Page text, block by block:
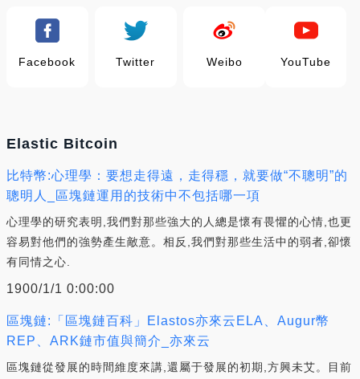
Facebook Twitter Weibo YouTube
Elastic Bitcoin
比特幣:心理學：要想走得遠，走得穩，就要做“不聰明”的
聰明人_區塊鏈運用的技術中不包括哪一項
心理學的研究表明,我們對那些強大的人總是懷有畏懼的心情,也更
容易對他們的強勢產生敵意。相反,我們對那些生活中的弱者,卻懷
有同情之心.
1900/1/1 0:00:00
區塊鏈:「區塊鏈百科」Elastos亦來云ELA、Augur幣
REP、ARK鏈市值與簡介_亦來云
區塊鏈從發展的時間維度來講,還屬于發展的初期,方興未艾。目前